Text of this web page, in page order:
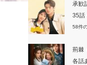
承歓
35話
58件
荊棘
各話